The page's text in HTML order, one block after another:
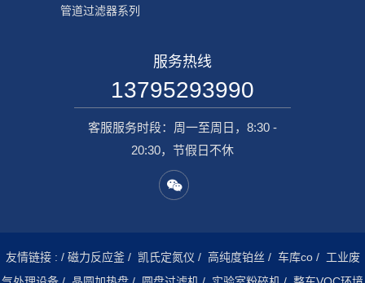
管道过滤器系列
服务热线
13795293990
客服服务时段：周一至周日，8:30 -
20:30，节假日不休
友情链接 : / 磁力反应釜/ 凯氏定氮仪 / 高纯度铂丝 / 车库co/ 工业废